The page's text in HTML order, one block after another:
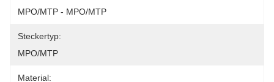
MPO/MTP - MPO/MTP
Steckertyp:
MPO/MTP
Material: